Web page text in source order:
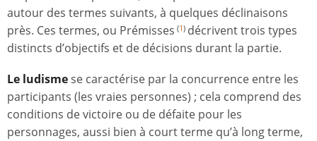
autour des termes suivants, à quelques déclinaisons
près. Ces termes, ou Prémisses (1) décrivent trois types
distincts d’objectifs et de décisions durant la partie.
Le ludismese caractérise par la concurrence entre les
participants (les vraies personnes) ; cela comprend des
conditions de victoire ou de défaite pour les
personnages, aussi bien à court terme qu’à long terme,